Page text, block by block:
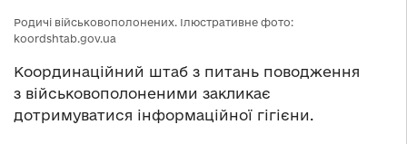
Родичі військовополонених. Ілюстративне фото:
koordshtab.gov.ua
Координаційний штаб з питань поводження
з військовополоненими закликає
дотримуватися інформаційної гігієни.